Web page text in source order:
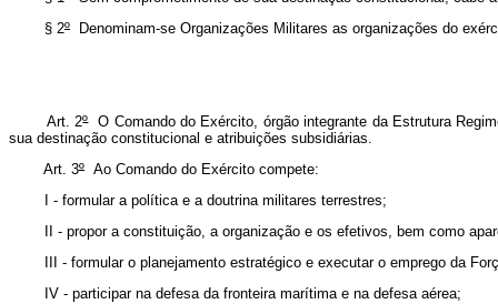
§ 2º Denominam-se Organizações Militares as organizações do
Art. 2ºO Comando do Exército, órgão integrante da Estrutura
sua destinação constitucional e atribuições subsidiárias.
Art. 3º Ao Comando do Exército compete:
I - formular a política e a doutrina militares terrestres;
II - propor a constituição, a organização e os efetivos, bem como
III - formular o planejamento estratégico e executar o emprego da
IV - participar na defesa da fronteira marítima e na defesa aérea;